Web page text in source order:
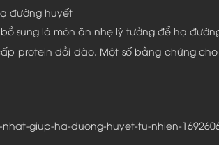
đường huyết
sung là món ăn nhẹ lý tưởng để hạ
protein dồi dào. Một số bằng chứng
giup-ha-duong-huyet-tu-nhien-